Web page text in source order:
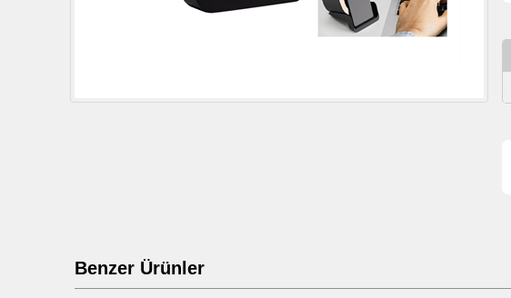
Benzer Ürünler